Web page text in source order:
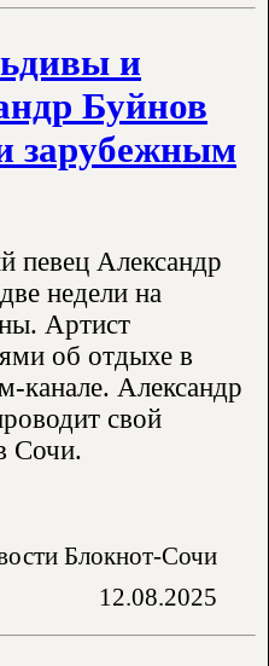
и
Буйнов
зарубежным
певец Александр
недели на
Артист
об отдыхе в
канале. Александр
свой
Сочи.
Блокнот-Сочи
12.08.2025